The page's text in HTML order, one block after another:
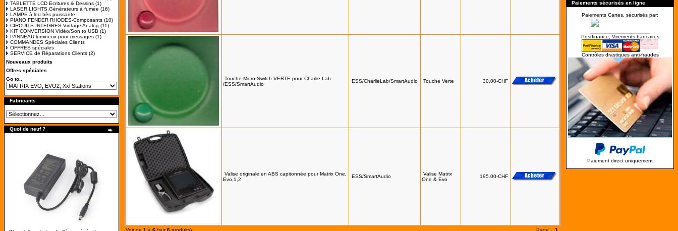
TABLETTE LCD Ecritures & Dessins (1)
LASER,LIGHTS,Générateurs à fumée (16)
LAMPE à led très puissante
PIANO FENDER RHODES-Composants (10)
CIRCUITS INTEGRES Vintage Analog (11)
KIT CONVERSION Vidéo/Son to USB (1)
PANNEAU lumineux pour messages (1)
COMMANDES Spéciales Clients
OFFRES spéciales
SERVICE de Réparations Clients (2)
Nouveaux produits
Offres spéciales
Go to..
Fabricants
Quoi de neuf ?
Touche Micro-Switch VERTE pour Charlie Lab
/ESS/SmartAudio
ESS/CharlieLab/SmartAudio Touche Verte 30.00-CHF
Valise originale en ABS capitonnée pour Matrix One,
Evo,1,2
ESS/SmartAudio
Valise Matrix
One & Evo
195.00-CHF
Voir de 1 à 6 (sur6 produits) Page : 1
Paiements sécurisés en ligne
Paiements Cartes, sécurisés par:
Postfinance, Virements bancaires
Contrôles drastiques anti-fraudes
Paiement direct uniquement